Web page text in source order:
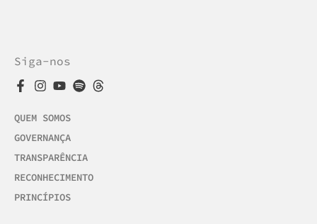
Siga-nos
QUEM SOMOS
GOVERNANÇA
TRANSPARÊNCIA
RECONHECIMENTO
PRINCÍPIOS